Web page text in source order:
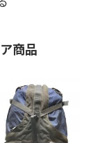
商品